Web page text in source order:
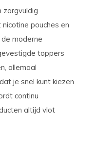
zorgvuldig
pouches en
moderne
toppers
allemaal
je snel kunt kiezen
continu
altijd vlot